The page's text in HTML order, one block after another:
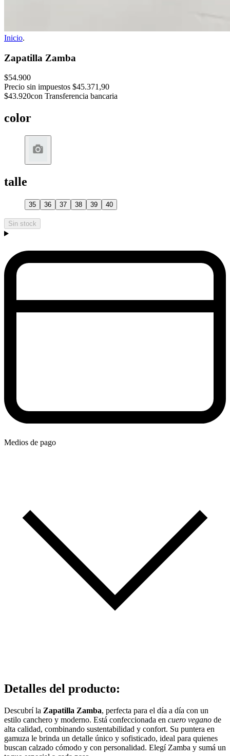
Inicio.
Zapatilla Zamba
$54.900
Precio sin impuestos $45.371,90
$43.920con Transferencia bancaria
color
talle
35 36 37 38 39 40
Sin stock
Medios de pago
Detalles del producto:
Descubrí la Zapatilla Zamba, perfecta para el día a día con un
estilo canchero y moderno. Está confeccionada en cuero vegano de
alta calidad, combinando sustentabilidad y confort. Su puntera en
gamuza le brinda un detalle único y sofisticado, ideal para quienes
buscan calzado cómodo y con personalidad. Elegí Zamba y sumá un